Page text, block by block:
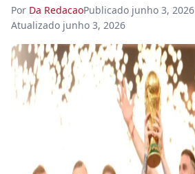
Por Da RedacaoPublicado junho 3, 2026
Atualizado junho 3, 2026